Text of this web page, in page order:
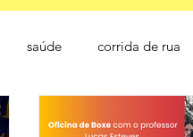
saúde corrida de rua